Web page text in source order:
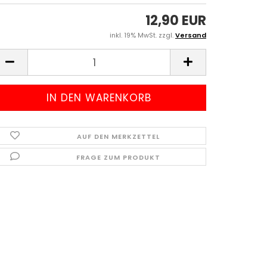
12,90 EUR
inkl. 19% MwSt. zzgl.Versand
AUF DEN MERKZETTEL
FRAGE ZUM PRODUKT